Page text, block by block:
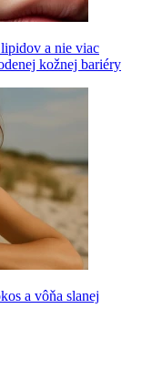
a nie viac
kožnej bariéry
a vôňa slanej